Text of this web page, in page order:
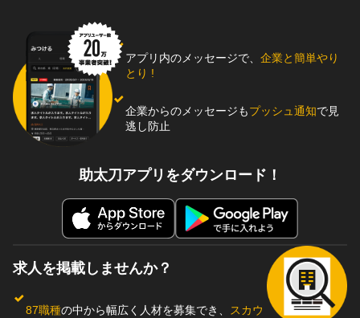
アプリ内のメッセージで、 企業と簡単やり
とり !
企業からのメッセージもプッシュ通知で見
逃し防止
助太刀アプリをダウンロード！
求人を掲載しませんか？
87職種の中から幅広く人材を募集でき、
スカウ